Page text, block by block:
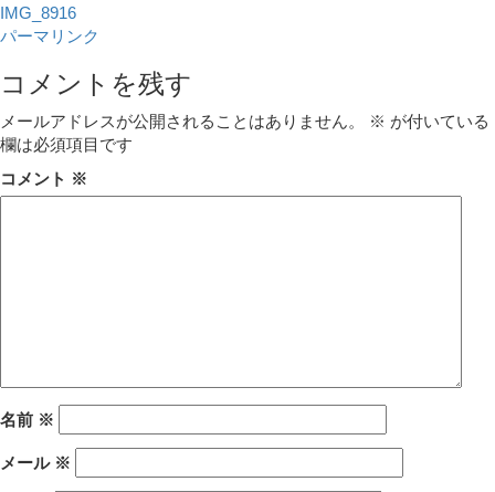
IMG_8916
パーマリンク
コメントを残す
メールアドレスが公開されることはありません。 ※ が付いている
欄は必須項目です
コメント ※
名前 ※
メール ※